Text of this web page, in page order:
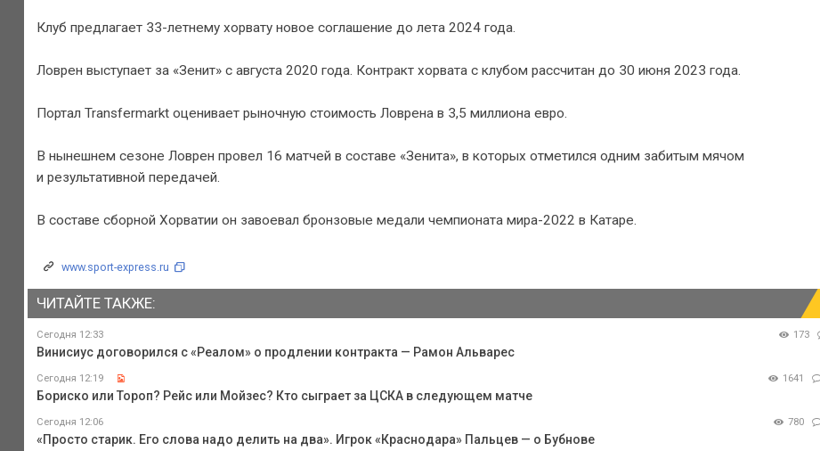
Клуб предлагает 33-летнему хорвату новое соглашение до лета 2024 года.
Ловрен выступает за «Зенит» с августа 2020 года. Контракт хорвата с клубом рассчитан до 30 июня 2023 года.
Портал Transfermarkt оценивает рыночную стоимость Ловрена в 3,5 миллиона евро.
В нынешнем сезоне Ловрен провел 16 матчей в составе «Зенита», в которых отметился одним забитым мячом
и результативной передачей.
В составе сборной Хорватии он завоевал бронзовые медали чемпионата мира-2022 в Катаре.
www.sport-express.ru
ЧИТАЙТЕ ТАКЖЕ:
Сегодня 12:33 173
Винисиус договорился с «Реалом» о продлении контракта — Рамон Альварес
Сегодня 12:19 1641
Бориско или Тороп? Рейс или Мойзес? Кто сыграет за ЦСКА в следующем матче
Сегодня 12:06 780
«Просто старик. Его слова надо делить на два». Игрок «Краснодара» Пальцев — о Бубнове